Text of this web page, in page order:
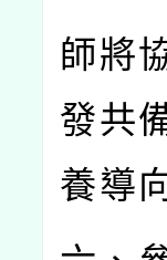
師將
發共
養導